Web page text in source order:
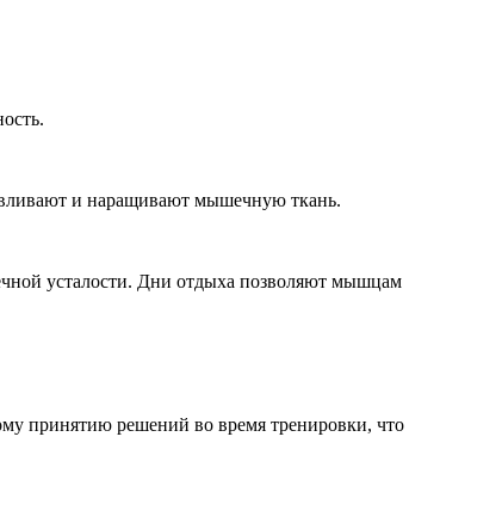
и наращивают мышечную ткань.
усталости. Дни отдыха позволяют мышцам
принятию решений во время тренировки, что